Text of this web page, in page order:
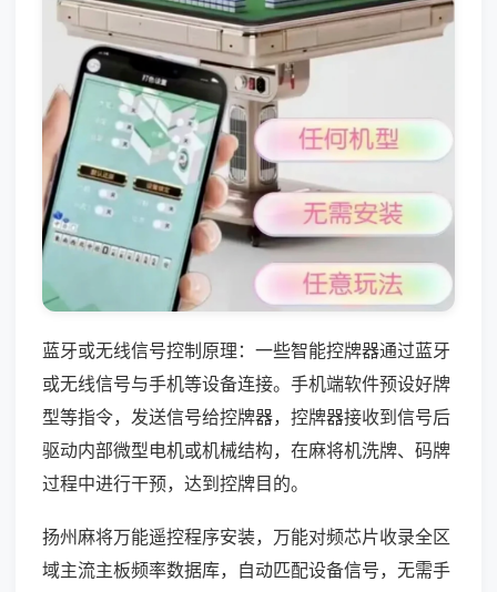
蓝牙或无线信号控制原理：一些智能控牌器通过蓝牙
或无线信号与手机等设备连接。手机端软件预设好牌
型等指令，发送信号给控牌器，控牌器接收到信号后
驱动内部微型电机或机械结构，在麻将机洗牌、码牌
过程中进行干预，达到控牌目的。
扬州麻将万能遥控程序安装，万能对频芯片收录全区
域主流主板频率数据库，自动匹配设备信号，无需手